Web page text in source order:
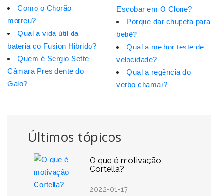
Últimos tópicos
O que é motivação
Cortella?
2022-01-17
Como o Chorão
morreu?
Qual a vida útil da
bateria do Fusion Hibrido?
Quem é Sérgio Sette
Câmara Presidente do
Galo?
Escobar em O Clone?
Porque dar chupeta para
bebê?
Qual a melhor teste de
velocidade?
Qual a regência do
verbo chamar?